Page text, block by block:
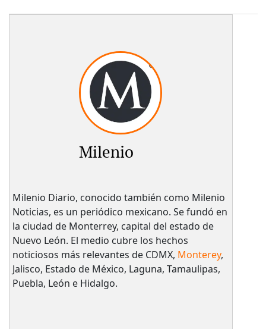
Milenio
Milenio Diario, conocido también como Milenio
Noticias, es un periódico mexicano. Se fundó en
la ciudad de Monterrey, capital del estado de
Nuevo León. El medio cubre los hechos
noticiosos más relevantes de CDMX, Monterey,
Jalisco, Estado de México, Laguna, Tamaulipas,
Puebla, León e Hidalgo.